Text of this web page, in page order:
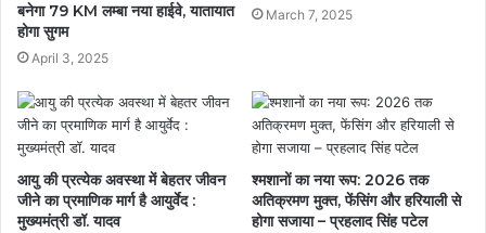
बनेगा 79 KM लम्बा नया हाईवे, यातायात
होगा सुगम
April 3, 2025
March 7, 2025
आयु की प्रत्येक अवस्था में बेहतर जीवन
जीने का प्रमाणिक मार्ग है आयुर्वेद :
मुख्यमंत्री डॉ. यादव
श्मशानों का नया रूप: 2026 तक
अतिक्रमण मुक्त, फेंसिंग और हरियाली से
होगा सजाया – प्रहलाद सिंह पटेल